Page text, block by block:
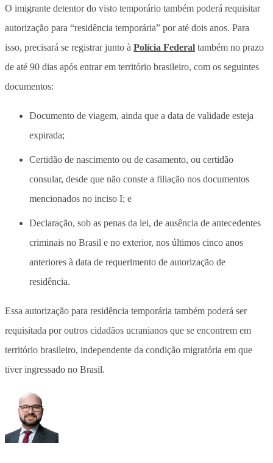
O imigrante detentor do visto temporário também poderá requisitar
autorização para “residência temporária” por até dois anos. Para
isso, precisará se registrar junto à Polícia Federal também no prazo
de até 90 dias após entrar em território brasileiro, com os seguintes
documentos:
Documento de viagem, ainda que a data de validade esteja
expirada;
Certidão de nascimento ou de casamento, ou certidão
consular, desde que não conste a filiação nos documentos
mencionados no inciso I; e
Declaração, sob as penas da lei, de ausência de antecedentes
criminais no Brasil e no exterior, nos últimos cinco anos
anteriores à data de requerimento de autorização de
residência.
Essa autorização para residência temporária também poderá ser
requisitada por outros cidadãos ucranianos que se encontrem em
território brasileiro, independente da condição migratória em que
tiver ingressado no Brasil.